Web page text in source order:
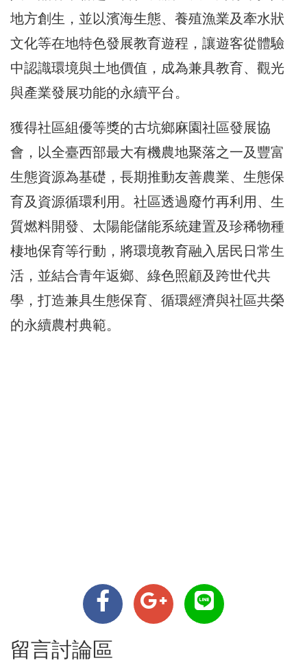
地方創生，並以濱海生態、養殖漁業及牽水狀
文化等在地特色發展教育遊程，讓遊客從體驗
中認識環境與土地價值，成為兼具教育、觀光
與產業發展功能的永續平台。
獲得社區組優等獎的古坑鄉麻園社區發展協
會，以全臺西部最大有機農地聚落之一及豐富
生態資源為基礎，長期推動友善農業、生態保
育及資源循環利用。社區透過廢竹再利用、生
質燃料開發、太陽能儲能系統建置及珍稀物種
棲地保育等行動，將環境教育融入居民日常生
活，並結合青年返鄉、綠色照顧及跨世代共
學，打造兼具生態保育、循環經濟與社區共榮
的永續農村典範。
留言討論區